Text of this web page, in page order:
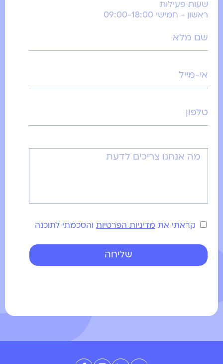
קראתי את מדיניות הפרטיות והסכמתי לתוכנה
שעות פעילות
ראשון - חמישי 09:00-18:00